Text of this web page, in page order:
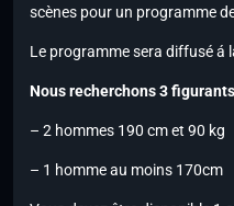
scènes pour un programme
Le programme sera diffusé á
Nous recherchons 3
– 2 hommes 190 cm et 90 kg
– 1 homme au moins 170cm